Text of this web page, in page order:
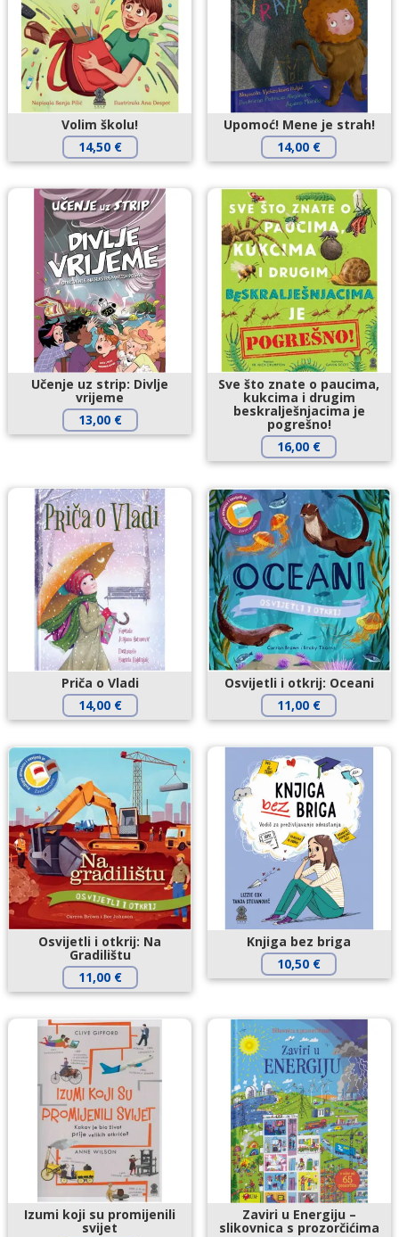
Volim školu!
14,50 €
Upomoć! Mene je strah!
14,00 €
Učenje uz strip: Divlje
vrijeme
13,00 €
Sve što znate o paucima,
kukcima i drugim
beskralješnjacima je
pogrešno!
16,00 €
Priča o Vladi
14,00 €
Osvijetli i otkrij: Oceani
11,00 €
Osvijetli i otkrij: Na
Gradilištu
11,00 €
Knjiga bez briga
10,50 €
Izumi koji su promijenili
svijet
Zaviri u Energiju –
slikovnica s prozorčićima